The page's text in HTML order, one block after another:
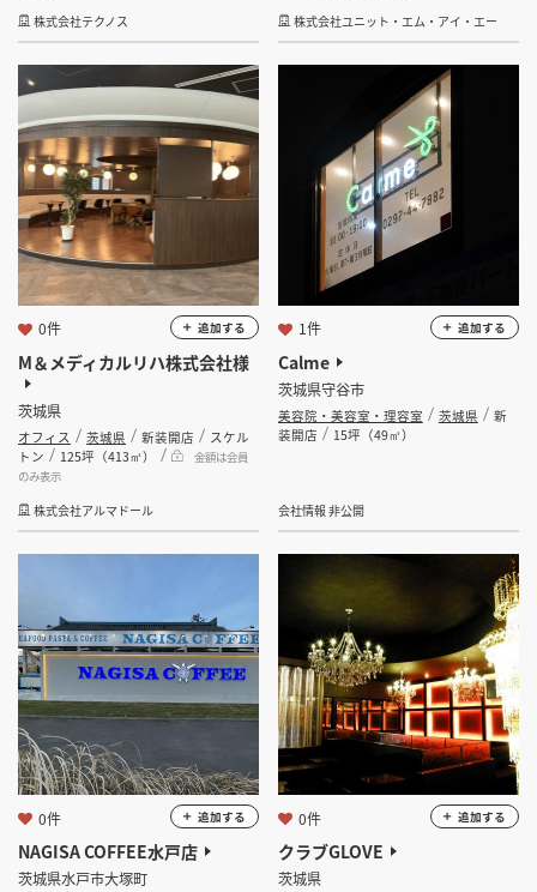
坪数
坪 ～ 坪
フリーワード
検索する
株式会社テクノス 株式会社ユニット・エム・アイ・エー
M＆メディカルリハ株式会社様
茨城県
オフィス 茨城県 新装開店
スケル
トン
125坪（413㎡）
金額は会員
のみ表示
株式会社アルマドール
0件 追加する
Calme
茨城県守谷市
美容院・美容室・理容室 茨城県
新
装開店
15坪（49㎡）
会社情報 非公開
1件 追加する
NAGISA COFFEE水戸店
茨城県水戸市大塚町
0件 追加する
クラブGLOVE
茨城県
0件 追加する